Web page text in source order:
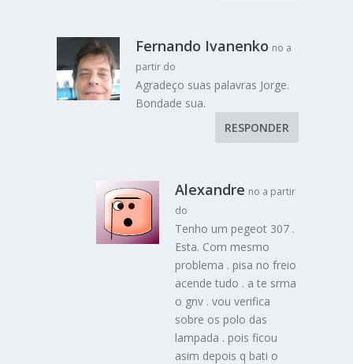
Fernando Ivanenko no a
partir do
Agradeço suas palavras Jorge.
Bondade sua.
RESPONDER
Alexandre no a partir
do
Tenho um pegeot 307 .
Esta. Com mesmo
problema . pisa no freio
acende tudo . a te srma
o gnv . vou verifica
sobre os polo das
lampada . pois ficou
asim depois q bati o